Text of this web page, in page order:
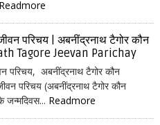
Readmore
परिचय | अबनींद्रनाथ टैगोर कौन
Tagore Jeevan Parichay
परिचय, अबनींद्रनाथ टैगोर कौन
परिचय (अबनींद्रनाथ टैगोर कौन
जन्मदिवस... Readmore